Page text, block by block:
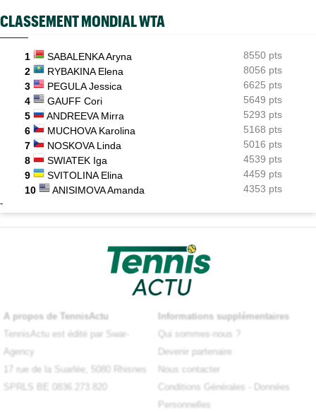
CLASSEMENT MONDIAL WTA
1 SABALENKA Aryna
8550 pts
2
RYBAKINA Elena
8056 pts
3
PEGULA Jessica
6625 pts
4
GAUFF Cori
5649 pts
5
ANDREEVA Mirra
5293 pts
6
MUCHOVA Karolina
5168 pts
7
NOSKOVA Linda
5016 pts
8
SWIATEK Iga
4539 pts
9
SVITOLINA Elina
4459 pts
10
ANISIMOVA Amanda 4353 pts
-
A propos de TennisActu
TennisActu est édité par Swar-
Agency
17 rue de la Suarlée, 5080 Rhisnes
SPRLS BE 0836.273.820
Informations supplémentaires
Qui sommes-nous ?
Devenir partenaire
Nous contacter
Conditions Générales
Données
Personnelles